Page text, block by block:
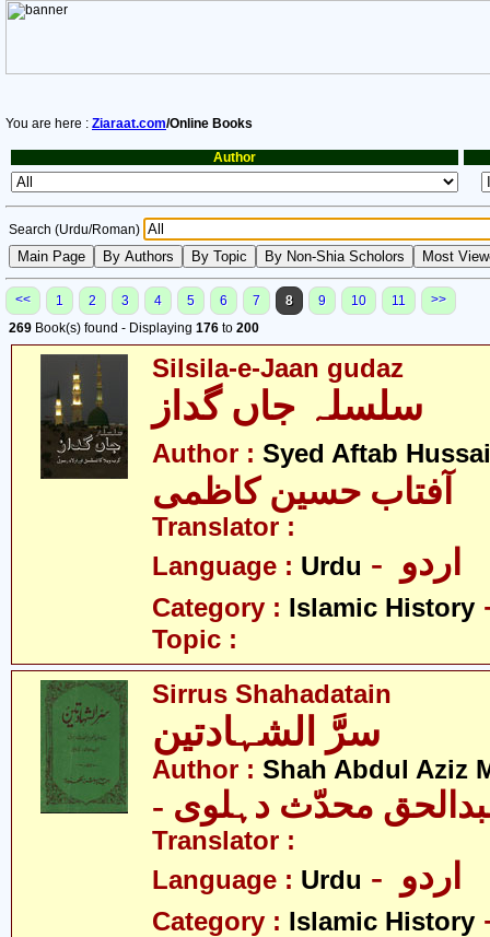
You are here : Ziaraat.com/Online Books
Author
Search (Urdu/Roman)
<< 1 2 3 4 5 6 7 8 9 10 11
>>
269 Book(s) found - Displaying 176 to 200
Silsila-e-Jaan gudaz
Author : Syed Aftab
آفتاب حسین کاظمی
Translator :
Language : Urdu
Category : Islamic History
Topic :
Sirrus Shahadatain
Author : Shah Abdul Aziz
محدّث دہلوی
Translator :
Language : Urdu
Category : Islamic History